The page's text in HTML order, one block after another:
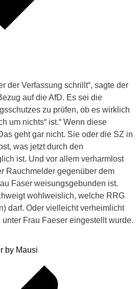
der Verfassung schrillt“, sagte der
auf die AfD. Es sei die
zu prüfen, ob es wirklich
um nichts“ ist.“ Wenn diese
geht gar nicht. Sie oder die SZ in
was jetzt durch den
ist. Und vor allem verharmlost
Rauchmelder gegenüber dem
Faser weisungsgebunden ist.
wohlweislich, welche RRG
darf. Oder vielleicht verheimlicht
Frau Faeser eingestellt wurde.
by Mausi